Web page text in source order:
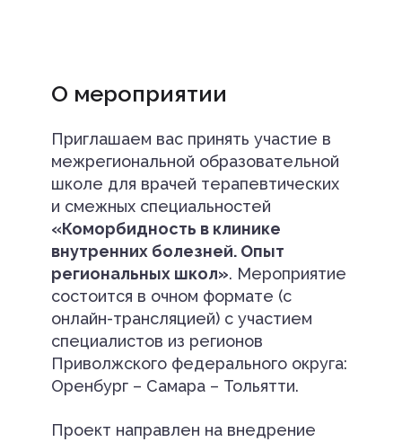
О мероприятии
Приглашаем вас принять участие в
межрегиональной образовательной
школе для врачей терапевтических
и смежных специальностей
«Коморбидность в клинике
внутренних болезней. Опыт
региональных школ». Мероприятие
состоится в очном формате (с
онлайн-трансляцией) с участием
специалистов из регионов
Приволжского федерального округа:
Оренбург – Самара – Тольятти.
Проект направлен на внедрение